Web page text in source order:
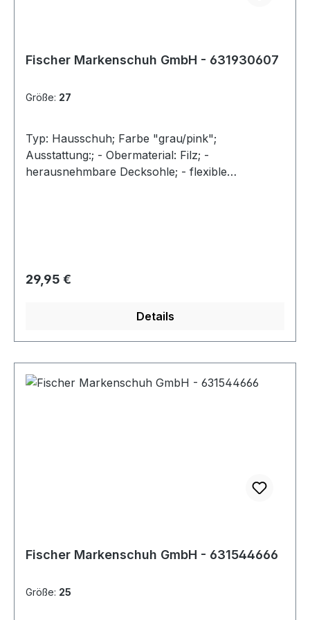
Fischer Markenschuh GmbH - 631930607
Größe: 27
Typ: Hausschuh; Farbe "grau/pink";
Ausstattung:; - Obermaterial: Filz; -
herausnehmbare Decksohle; - flexible
Regulärer Preis:
29,95 €
Details
Fischer Markenschuh GmbH - 631544666
Größe: 25